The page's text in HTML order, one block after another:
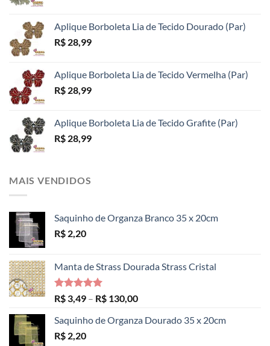
Aplique Borboleta Lia de Tecido Dourado (Par)
R$ 28,99
Aplique Borboleta Lia de Tecido Vermelha (Par)
R$ 28,99
Aplique Borboleta Lia de Tecido Grafite (Par)
R$ 28,99
MAIS VENDIDOS
Saquinho de Organza Branco 35 x 20cm
R$ 2,20
Manta de Strass Dourada Strass Cristal
Avaliação
5.00
de 5
R$ 3,49 – R$ 130,00Faixa
preço:
Saquinho de Organza Dourado 35 x 20cm
R$ 2,20